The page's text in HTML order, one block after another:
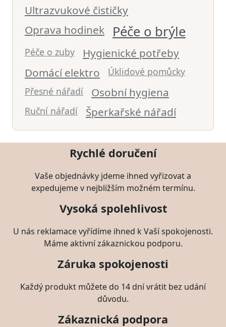
Ultrazvukové čističky
Oprava hodinek
Péče o brýle
Péče o zuby
Hygienické potřeby
Domácí elektro
Úklidové pomůcky
Přesné nářadí
Osobní hygiena
Ruční nářadí Šperkařské nářadí
Rychlé doručení
Vaše objednávky jdeme ihned vyřizovat a
expedujeme v nejbližším možném termínu.
Vysoká spolehlivost
U nás reklamace vyřídíme ihned k Vaší spokojenosti.
Máme aktivní zákaznickou podporu.
Záruka spokojenosti
Každý produkt můžete do 14 dní vrátit bez udání
důvodu.
Zákaznická podpora